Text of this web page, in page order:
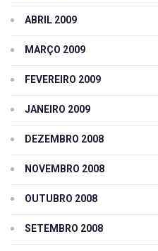
ABRIL 2009
MARÇO 2009
FEVEREIRO 2009
JANEIRO 2009
DEZEMBRO 2008
NOVEMBRO 2008
OUTUBRO 2008
SETEMBRO 2008